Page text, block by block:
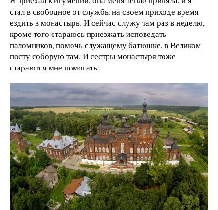
стал в свободное от службы на своем приходе время
ездить в монастырь. И сейчас служу там раз в неделю,
кроме того стараюсь приезжать исповедать
паломников, помочь служащему батюшке, в Великом
посту соборую там. И сестры монастыря тоже
стараются мне помогать.